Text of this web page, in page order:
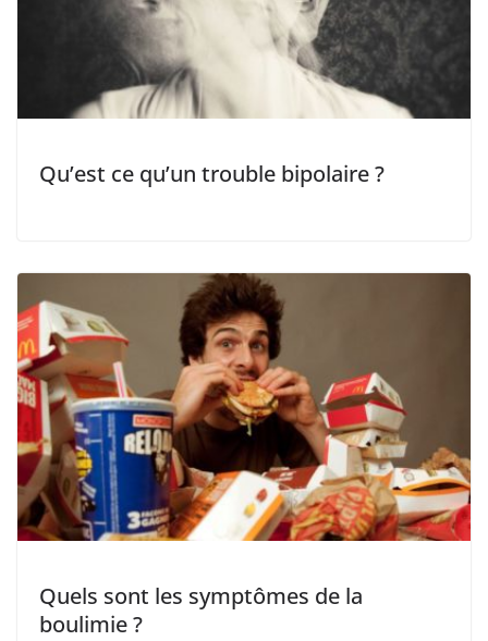
Qu’est ce qu’un trouble bipolaire ?
Quels sont les symptômes de la
boulimie ?